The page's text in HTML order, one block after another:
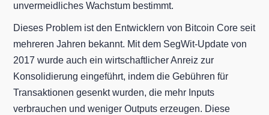
unvermeidliches Wachstum bestimmt.
Dieses Problem ist den Entwicklern von Bitcoin Core seit
mehreren Jahren bekannt. Mit dem SegWit-Update von
2017 wurde auch ein wirtschaftlicher Anreiz zur
Konsolidierung eingeführt, indem die Gebühren für
Transaktionen gesenkt wurden, die mehr Inputs
verbrauchen und weniger Outputs erzeugen. Diese